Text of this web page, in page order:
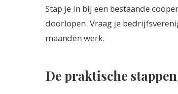
Stap je in bij een bestaande
doorlopen. Vraag je
maanden werk.
De praktische